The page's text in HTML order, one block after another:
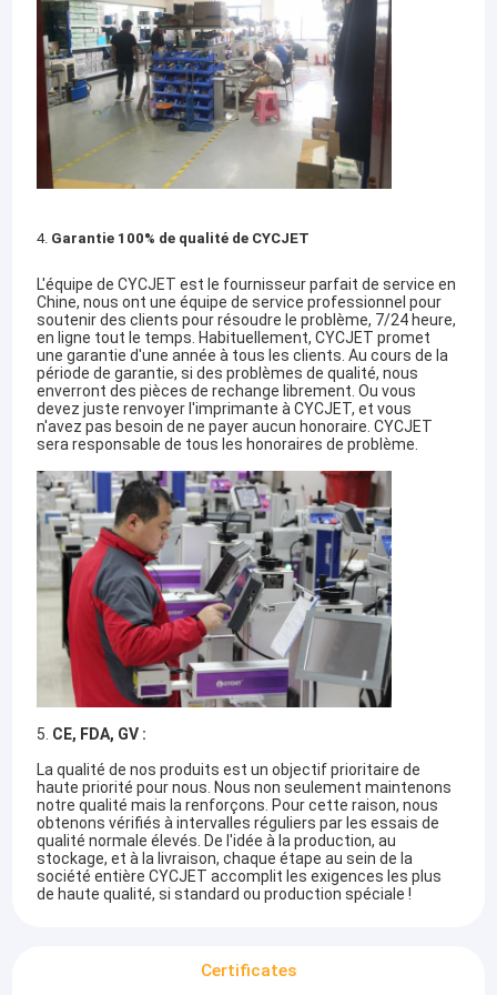
Maison
Produits
Au sujet de nous
Visite d'usine
Contrôle de qualité
Contactez-nous
Demandez une citation
Imprimante à jet d'encre tenue dans la main
Imprimante à jet d'encre industrielle
Machine d'inscription de laser
4. Garantie 100% de qualité de CYCJET
L'équipe de CYCJET est le fournisseur parfait de service en
Chine, nous ont une équipe de service professionnel pour
soutenir des clients pour résoudre le problème, 7/24 heure,
en ligne tout le temps. Habituellement, CYCJET promet
une garantie d'une année à tous les clients. Au cours de la
période de garantie, si des problèmes de qualité, nous
enverront des pièces de rechange librement. Ou vous
devez juste renvoyer l'imprimante à CYCJET, et vous
n'avez pas besoin de ne payer aucun honoraire. CYCJET
sera responsable de tous les honoraires de problème.
5. CE, FDA, GV :
La qualité de nos produits est un objectif prioritaire de
haute priorité pour nous. Nous non seulement maintenons
notre qualité mais la renforçons. Pour cette raison, nous
obtenons vérifiés à intervalles réguliers par les essais de
qualité normale élevés. De l'idée à la production, au
stockage, et à la livraison, chaque étape au sein de la
société entière CYCJET accomplit les exigences les plus
de haute qualité, si standard ou production spéciale !
Certificates
CHANGHAÏ YUCHANG Cie. INDUSTRIELLE, Ltd, désigné sous le
nomde CYCJET---Imprimante à jet d'encre tenue dans la main
professionnelle et fabricant de repérage portatif de solution
situés à Changhaï, Chine.
de 16 ans d'expérience et esprit élevé d'innovation pour assurer